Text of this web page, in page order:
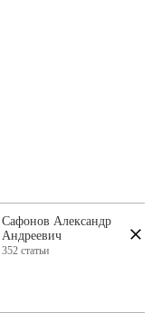
Сафонов Александр
Андреевич
352 статьи